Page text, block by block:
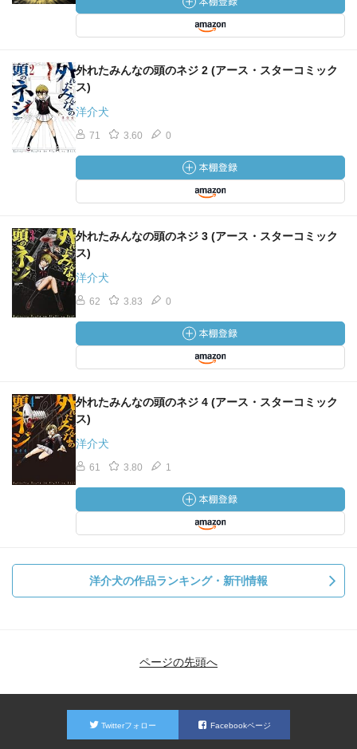
外れたみんなの頭のネジ 2 (アース・スターコミック
ス)
洋介犬
71 3.60 0
外れたみんなの頭のネジ 3 (アース・スターコミック
ス)
洋介犬
62 3.83 0
外れたみんなの頭のネジ 4 (アース・スターコミック
ス)
洋介犬
61 3.80 1
洋介犬の作品ランキング・新刊情報
ページの先頭へ
Twitterフォロー Facebookページ